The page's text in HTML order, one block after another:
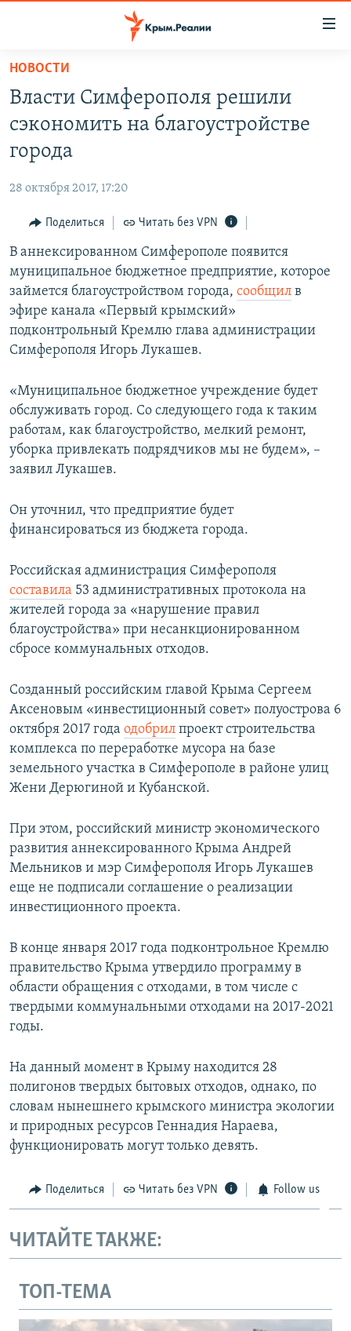
Вернуться
основному
содержанию
главной
навигации
Вернутся
поиску
11 ЛЕТ ОККУПАЦИИ КРЫМА. 11 ИСТОРИЙ СОПРОТИВЛЕНИЯ
ЕЩЕ
ИНТЕРАКТИВ
ИНФОГРАФИКА
ТЕЛЕПРОЕКТ КРЫМ.РЕАЛИИ
СОВЕТЫ ПРАВОЗАЩИТНИКОВ
ПРОПАВШИЕ БЕЗ ВЕСТИ
КРЫМ.НЕПОКОРЕННЫЙ
ELIFBE
УКРАИНСКАЯ ПРОБЛЕМА КРЫМА
РАДІО СВОБОДА
КАК ОБОЙТИ БЛОКИРОВКУ
Українською
Qırımtatar
Все сайты RFE/RL
НОВОСТИ
Власти Симферополя решили
сэкономить на благоустройстве
города
28 октября 2017, 17:20
Поделиться Читать без VPN
В аннексированном Симферополе появится
муниципальное бюджетное предприятие, которое
займется благоустройством города, сообщил в
эфире канала «Первый крымский»
подконтрольный Кремлю глава администрации
Симферополя Игорь Лукашев.
«Муниципальное бюджетное учреждение будет
обслуживать город. Со следующего года к таким
работам, как благоустройство, мелкий ремонт,
уборка привлекать подрядчиков мы не будем», –
заявил Лукашев.
Он уточнил, что предприятие будет
финансироваться из бюджета города.
Российская администрация Симферополя
составила 53 административных протокола на
жителей города за «нарушение правил
благоустройства» при несанкционированном
сбросе коммунальных отходов.
Созданный российским главой Крыма Сергеем
Аксеновым «инвестиционный совет» полуострова 6
октября 2017 года одобрил проект строительства
комплекса по переработке мусора на базе
земельного участка в Симферополе в районе улиц
Жени Дерюгиной и Кубанской.
При этом, российский министр экономического
развития аннексированного Крыма Андрей
Мельников и мэр Симферополя Игорь Лукашев
еще не подписали соглашение о реализации
инвестиционного проекта.
В конце января 2017 года подконтрольное Кремлю
правительство Крыма утвердило программу в
области обращения с отходами, в том числе с
твердыми коммунальными отходами на 2017-2021
годы.
На данный момент в Крыму находится 28
полигонов твердых бытовых отходов, однако, по
словам нынешнего крымского министра экологии
и природных ресурсов Геннадия Нараева,
функционировать могут только девять.
Поделиться Читать без VPN Follow us
ЧИТАЙТЕ ТАКЖЕ:
ТОП-ТЕМА